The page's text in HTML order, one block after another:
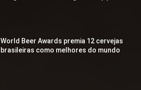
World Beer Awards premia 12 cervejas
brasileiras como melhores do mundo